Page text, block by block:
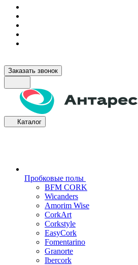
Заказать звонок
Каталог
Пробковые полы
BFM CORK
Wicanders
Amorim Wise
CorkArt
Corkstyle
EasyCork
Fomentarino
Granorte
Ibercork